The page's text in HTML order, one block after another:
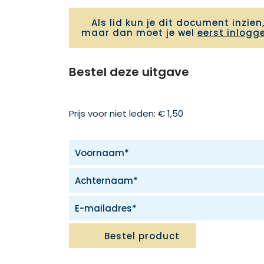
Als lid kun je dit document inzien,
maar dan moet je wel eerst
Bestel deze uitgave
Prijs voor niet leden: € 1,50
Bestel product